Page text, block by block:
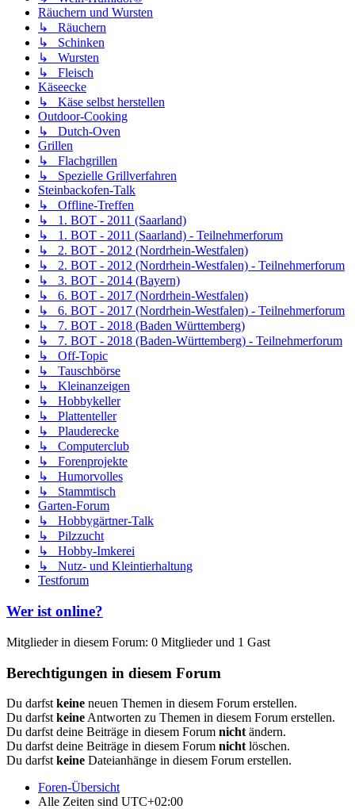
Räuchern und Wursten
↳ Räuchern
↳ Schinken
↳ Wursten
↳ Fleisch
Käseecke
↳ Käse selbst herstellen
Outdoor-Cooking
↳ Dutch-Oven
Grillen
↳ Flachgrillen
↳ Spezielle Grillverfahren
Steinbackofen-Talk
↳ Offline-Treffen
↳ 1. BOT - 2011 (Saarland)
↳ 1. BOT - 2011 (Saarland) - Teilnehmerforum
↳ 2. BOT - 2012 (Nordrhein-Westfalen)
↳ 2. BOT - 2012 (Nordrhein-Westfalen) - Teilnehmerforum
↳ 3. BOT - 2014 (Bayern)
↳ 6. BOT - 2017 (Nordrhein-Westfalen)
↳ 6. BOT - 2017 (Nordrhein-Westfalen) - Teilnehmerforum
↳ 7. BOT - 2018 (Baden Württemberg)
↳ 7. BOT - 2018 (Baden-Württemberg) - Teilnehmerforum
↳ Off-Topic
↳ Tauschbörse
↳ Kleinanzeigen
↳ Hobbykeller
↳ Plattenteller
↳ Plauderecke
↳ Computerclub
↳ Forenprojekte
↳ Humorvolles
↳ Stammtisch
Garten-Forum
↳ Hobbygärtner-Talk
↳ Pilzzucht
↳ Hobby-Imkerei
↳ Nutz- und Kleintierhaltung
Testforum
Wer ist online?
Mitglieder in diesem Forum: 0 Mitglieder und 1 Gast
Berechtigungen in diesem Forum
Du darfst keine neuen Themen in diesem Forum erstellen.
Du darfst keine Antworten zu Themen in diesem Forum erstellen.
Du darfst deine Beiträge in diesem Forum nicht ändern.
Du darfst deine Beiträge in diesem Forum nicht löschen.
Du darfst keine Dateianhänge in diesem Forum erstellen.
Foren-Übersicht
Alle Zeiten sind UTC+02:00